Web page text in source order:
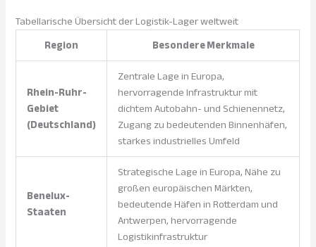
Tabellarische Übersicht der Logistik-Lager weltweit
Region
Besondere Merkmale
Rhein-Ruhr-
Gebiet
(Deutschland)
Zentrale Lage in Europa,
hervorragende Infrastruktur mit
dichtem Autobahn- und Schienennetz,
Zugang zu bedeutenden Binnenhäfen,
starkes industrielles Umfeld
Benelux-
Staaten
Strategische Lage in Europa, Nähe zu
großen europäischen Märkten,
bedeutende Häfen in Rotterdam und
Antwerpen, hervorragende
Logistikinfrastruktur